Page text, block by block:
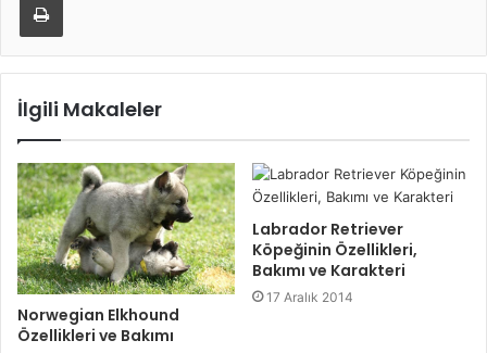
İlgili Makaleler
Norwegian Elkhound
Özellikleri ve Bakımı
Labrador Retriever
Köpeğinin Özellikleri,
Bakımı ve Karakteri
17 Aralık 2014